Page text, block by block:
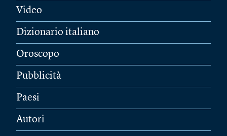
Video
Dizionario italiano
Oroscopo
Pubblicità
Paesi
Autori